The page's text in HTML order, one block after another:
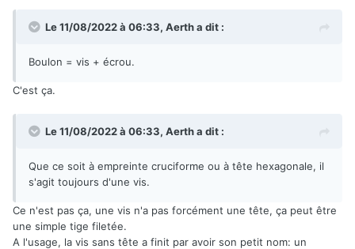
Le 11/08/2022 à 06:33, Aertha dit :
Boulon = vis + écrou.
C'est ça.
Le 11/08/2022 à 06:33, Aertha dit :
Que ce soit à empreinte cruciforme ou à tête hexagonale, il
s'agit toujours d'une vis.
Ce n'est pas ça, une vis n'a pas forcément une tête, ça peut être
une simple tige filetée.
A l'usage, la vis sans tête a finit par avoir son petit nom: un